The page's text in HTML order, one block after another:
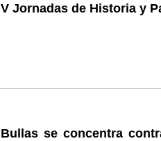
V Jornadas de Historia y
Bullas se concentra